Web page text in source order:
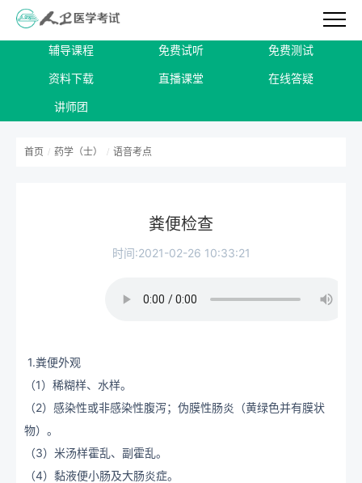
辅导课程 免费试听 免费测试
资料下载 直播课堂 在线答疑
讲师团
首页 / 药学（士） / 语音考点
粪便检查
时间:2021-02-26 10:33:21
1.粪便外观
（1）稀糊样、水样。
（2）感染性或非感染性腹泻；伪膜性肠炎（黄绿色并有膜状
物）。
（3）米汤样霍乱、副霍乱。
（4）黏液便小肠及大肠炎症。